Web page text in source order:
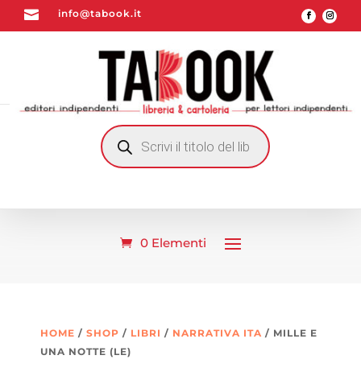
 info@tabook.it
RICERCA
PRODOTTI
0 Elementi
HOME / SHOP / LIBRI / NARRATIVA ITA / MILLE E
UNA NOTTE (LE)